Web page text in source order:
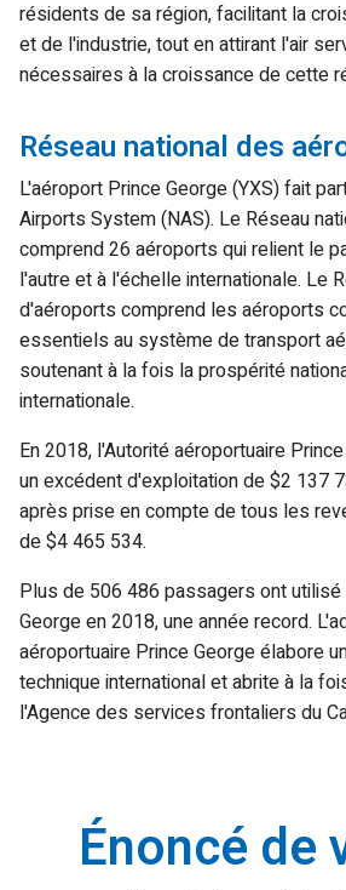
résidents de sa région, facilitant la
et de l'industrie, tout en attirant l'air
nécessaires à la croissance de cette
Réseau national des
L'aéroport Prince George (YXS) fait
Airports System (NAS). Le Réseau
comprend 26 aéroports qui relient le
l'autre et à l'échelle internationale. Le
d'aéroports comprend les aéroports
essentiels au système de transport
soutenant à la fois la prospérité
internationale.
En 2018, l'Autorité aéroportuaire
un excédent d'exploitation de $2 137
après prise en compte de tous les
de $4 465 534.
Plus de 506 486 passagers ont
George en 2018, une année record.
aéroportuaire Prince George élabore
technique international et abrite à la
l'Agence des services frontaliers du
Énoncé de